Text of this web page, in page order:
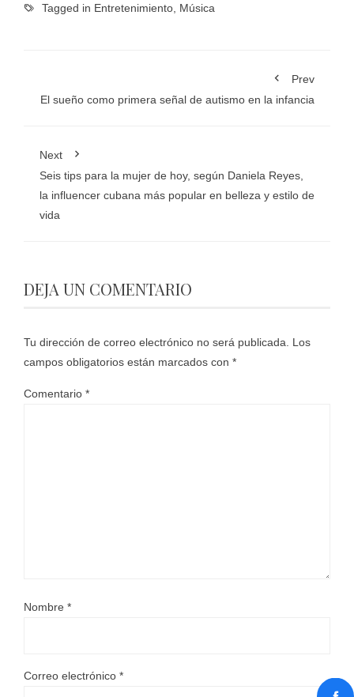
Tagged in Entretenimiento Música
Prev
El sueño como primera señal de autismo en la infancia
Next
Seis tips para la mujer de hoy, según Daniela Reyes,
la influencer cubana más popular en belleza y estilo de
vida
DEJA UN COMENTARIO
Tu dirección de correo electrónico no será publicada.
Los
campos obligatorios están marcados con *
Comentario *
Nombre *
Correo electrónico *